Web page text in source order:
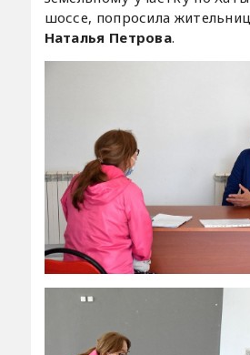
шоссе, попросила
Наталья Петрова.